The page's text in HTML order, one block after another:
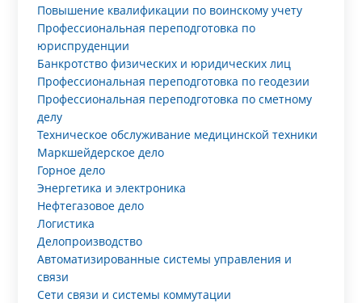
Повышение квалификации по воинскому учету
Профессиональная переподготовка по
юриспруденции
Банкротство физических и юридических лиц
Профессиональная переподготовка по геодезии
Профессиональная переподготовка по сметному
делу
Техническое обслуживание медицинской техники
Маркшейдерское дело
Горное дело
Энергетика и электроника
Нефтегазовое дело
Логистика
Делопроизводство
Автоматизированные системы управления и
связи
Сети связи и системы коммутации